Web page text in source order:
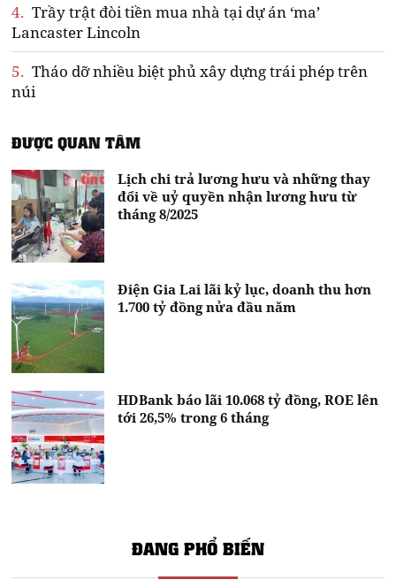
4. Trầy trật đòi tiền mua nhà tại dự án ‘ma’
Lancaster Lincoln
5. Tháo dỡ nhiều biệt phủ xây dựng trái phép trên
núi
ĐƯỢC QUAN TÂM
Lịch chi trả lương hưu và những thay
đổi về uỷ quyền nhận lương hưu từ
tháng 8/2025
Điện Gia Lai lãi kỷ lục, doanh thu hơn
1.700 tỷ đồng nửa đầu năm
HDBank báo lãi 10.068 tỷ đồng, ROE lên
tới 26,5% trong 6 tháng
ĐANG PHỔ BIẾN